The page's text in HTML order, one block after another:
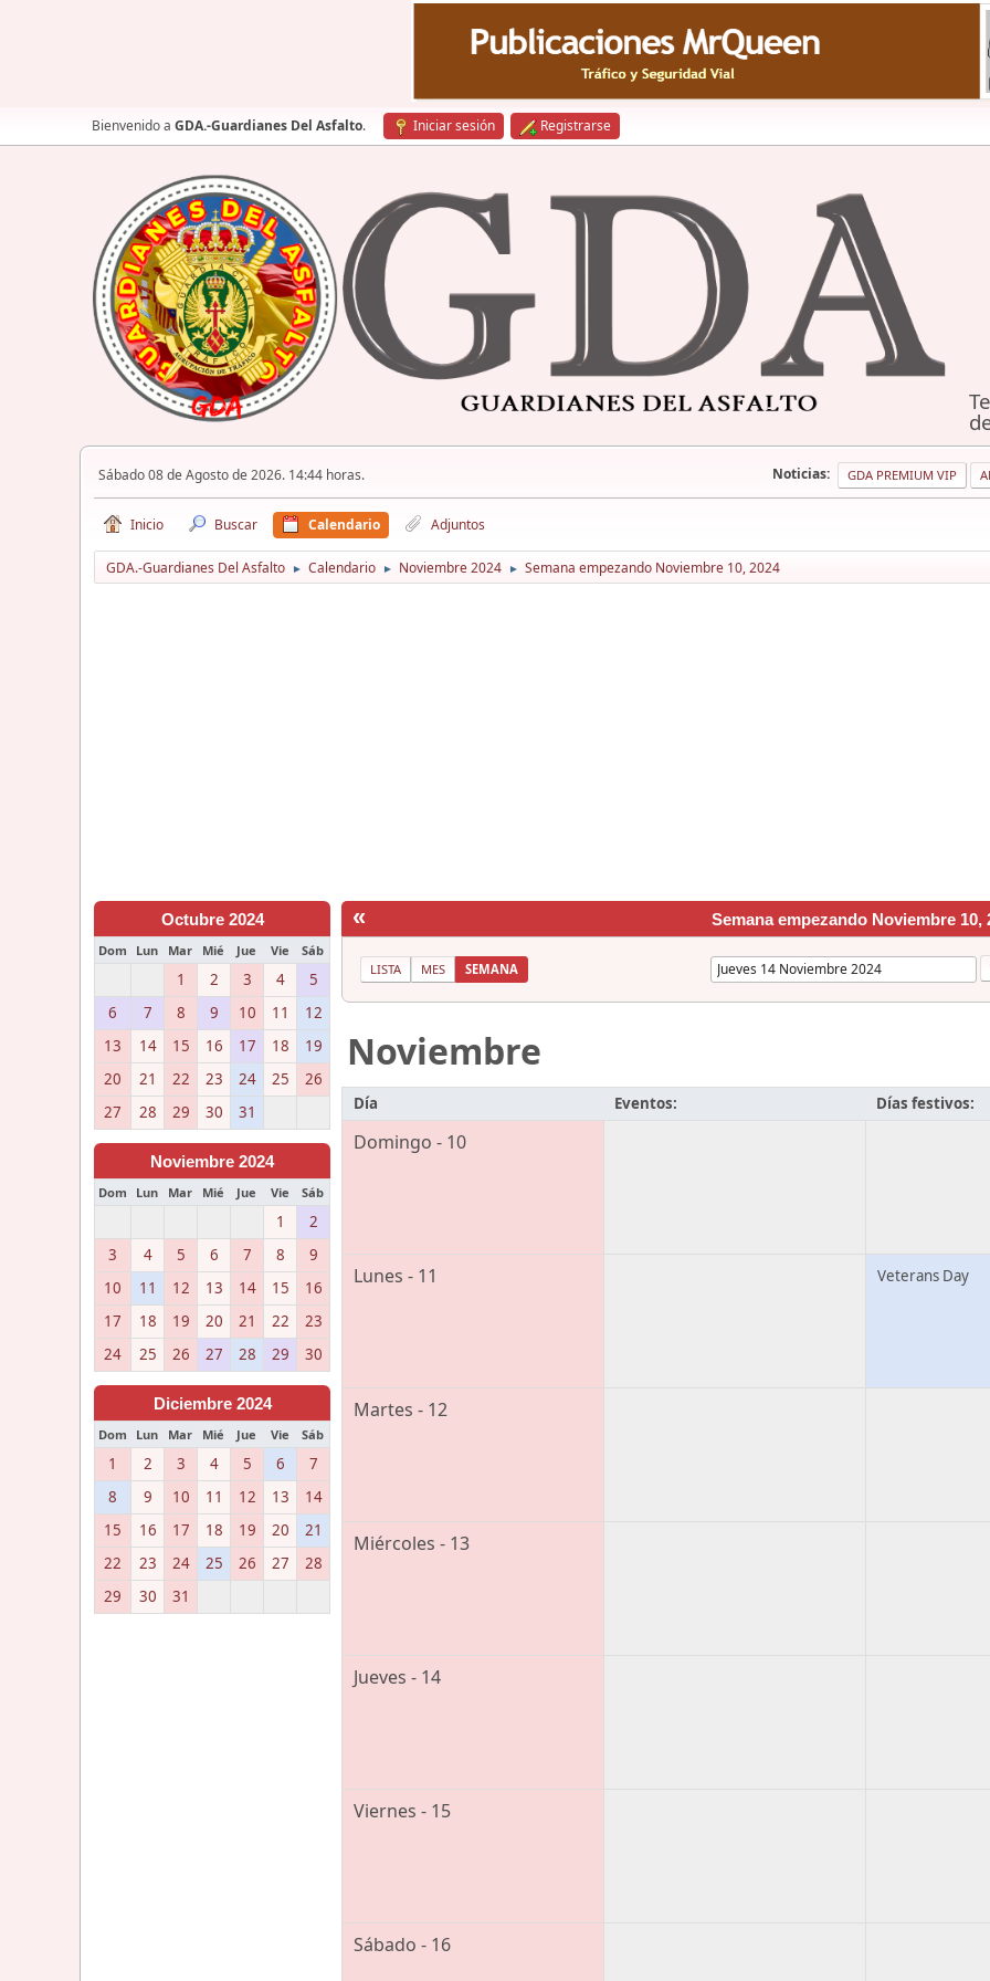
Bienvenido a GDA.-Guardianes Del Asfalto. Iniciar sesión Registrarse
Sábado 08 de Agosto de 2026. 14:44 horas. Noticias: GDA PREMIUM VIP
Inicio Buscar Calendario Adjuntos
GDA.-Guardianes Del Asfalto ► Calendario ► Noviembre 2024 ► Semana empezando Noviembre 10, 2024
Octubre 2024
Dom Lun Mar Mié Jue Vie Sáb
1 2 3 4
5
6
7 8 9 10 11
12
13
14 15 16 17 18
19
20
21 22 23 24 25
26
27
28 29 30 31
Noviembre 2024
Dom Lun Mar Mié Jue Vie Sáb
1
2
3
4 5 6 7 8
9
10
11 12 13 14 15
16
17
18 19 20 21 22
23
24
25 26 27 28 29 30
Diciembre 2024
Dom Lun Mar Mié Jue Vie Sáb
1 2 3 4 5 6
7
8
9 10 11 12 13
14
15
16 17 18 19 20
21
22
23 24 25 26 27
28
29
30 31
« Semana empezando Noviembre 10,
LISTA MES SEMANA
Noviembre
Día Eventos: Días festivos:
Domingo - 10
Lunes - 11 Veterans Day
Martes - 12
Miércoles - 13
Jueves - 14
Viernes - 15
Sábado - 16